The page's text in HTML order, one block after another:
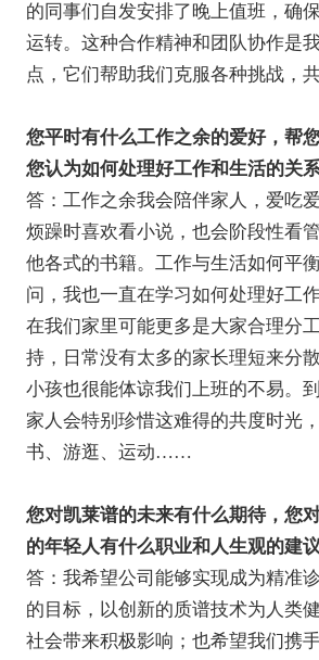
的同事们自发安排了晚上值班，确
运转。这种合作精神和团队协作是
点，它们帮助我们克服各种挑战，
您平时有什么工作之余的爱好，帮
您认为如何处理好工作和生活的关
答：工作之余我会陪伴家人，爱吃
烦躁时喜欢看小说，也会阶段性看
他各式的书籍。工作与生活如何平
问，我也一直在学习如何处理好工
在我们家里可能更多是大家合理分
持，日常没有太多的家长理短来分
小孩也很能体谅我们上班的不易。
家人会特别珍惜这难得的共度时光
书、游逛、运动……
您对凯莱谱的未来有什么期待，您
的年轻人有什么职业和人生观的建
答：我希望公司能够实现成为精准
的目标，以创新的质谱技术为人类
社会带来积极影响；也希望我们携